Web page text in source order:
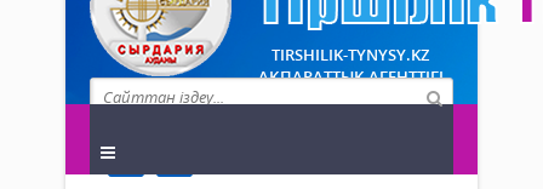
TIRSHILIK-TYNYSY.KZ
АҚПАРАТТЫҚ АГЕНТТІГІ